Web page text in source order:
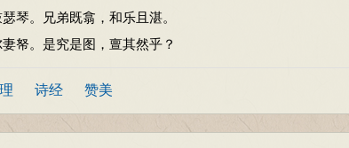
琴。兄弟既翕，和乐且湛。
帑。是究是图，亶其然乎？
诗经 赞美